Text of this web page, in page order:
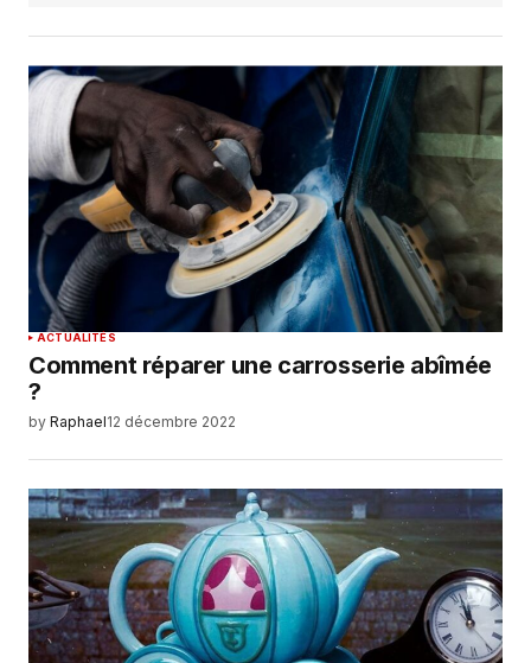
ACTUALITÉS
Comment réparer une carrosserie abîmée
?
by Raphael12 décembre 2022